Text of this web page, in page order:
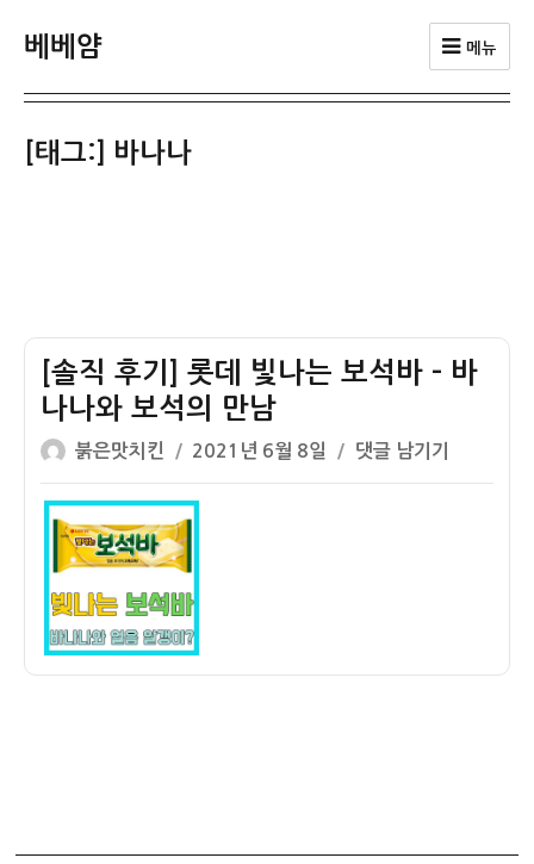
베베얌 메뉴
[태그:] 바나나
[솔직 후기] 롯데 빛나는 보석바 – 바
나나와 보석의 만남
글
쓴
이
붉은맛치킨
작
성
일
2021년 6월 8일
[솔
직
댓글 남기기